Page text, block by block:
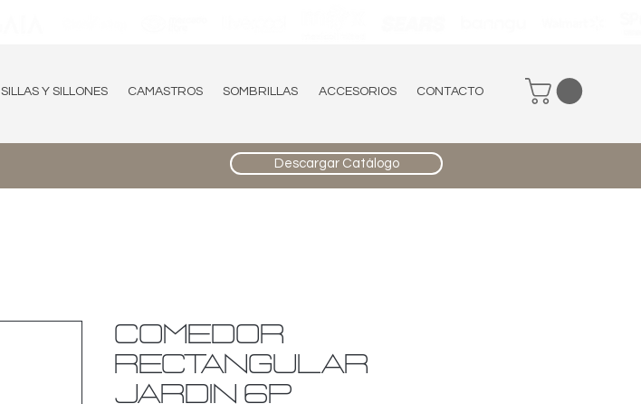
SILLAS Y SILLONES CAMASTROS SOMBRILLAS ACCESORIOS CONTACTO
Descargar Catálogo
COMEDOR
RECTANGULAR
JARDIN 6P